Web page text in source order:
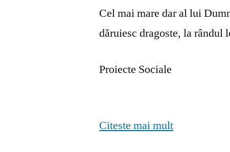
Cel mai mare dar al lui
dăruiesc dragoste, la rândul
Proiecte Sociale
Citeste mai mult